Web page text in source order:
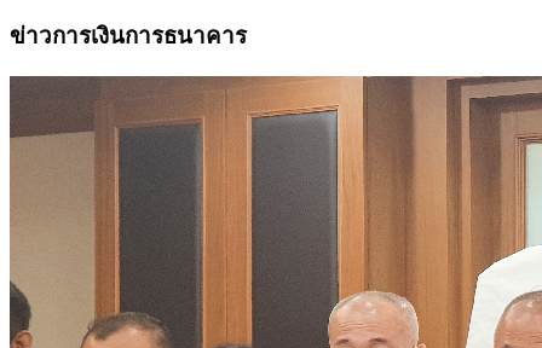
ข่าวการเงินการธนาคาร